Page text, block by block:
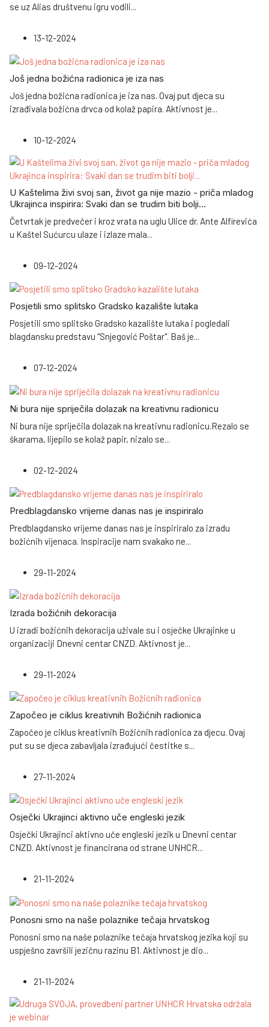
se uz Alias društvenu igru vodili...
13-12-2024
Još jedna božićna radionica je iza nas
Još jedna božićna radionica je iza nas. Ovaj put djeca su
izrađivala božićna drvca od kolaž papira. Aktivnost je...
10-12-2024
U Kaštelima živi svoj san, život ga nije mazio - priča mladog
Ukrajinca inspirira: Svaki dan se trudim biti bolji...
Četvrtak je predvečer i kroz vrata na uglu Ulice dr. Ante Alfirevića
u Kaštel Sućurcu ulaze i izlaze mala...
09-12-2024
Posjetili smo splitsko Gradsko kazalište lutaka
Posjetili smo splitsko Gradsko kazalište lutaka i pogledali
blagdansku predstavu "Snjegović Poštar". Baš je...
07-12-2024
Ni bura nije spriječila dolazak na kreativnu radionicu
Ni bura nije spriječila dolazak na kreativnu radionicu.Rezalo se
škarama, lijepilo se kolaž papir, nizalo se
02-12-2024
Predblagdansko vrijeme danas nas je inspiriralo
Predblagdansko vrijeme danas nas je inspiriralo za izradu
božićnih vijenaca. Inspiracije nam svakako ne...
29-11-2024
Izrada božićnih dekoracija
U izradi božićnih dekoracija uživale su i osječke Ukrajinke u
organizaciji Dnevni centar CNZD. Aktivnost je...
29-11-2024
Započeo je ciklus kreativnih Božićnih radionica
Započeo je ciklus kreativnih Božićnih radionica za djecu. Ovaj
put su se djeca zabavljala izrađujući čestitke s...
27-11-2024
Osječki Ukrajinci aktivno uče engleski jezik
Osječki Ukrajinci aktivno uče engleski jezik u Dnevni centar
CNZD. Aktivnost je financirana od strane UNHCR...
21-11-2024
Ponosni smo na naše polaznike tečaja hrvatskog
Ponosni smo na naše polaznike tečaja hrvatskog jezika koji su
uspješno završili jezičnu razinu B1. Aktivnost je dio
21-11-2024